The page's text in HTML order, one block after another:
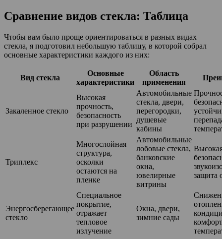
Сравнение видов стекла: Таблица
Чтобы вам было проще ориентироваться в разных видах
стекла, я подготовил небольшую таблицу, в которой собрал
основные характеристики каждого из них:
Вид стекла
Основные
характеристики
Область
применения
Закаленное стекло
Высокая
прочность,
безопасность
при разрушении
Автомобильные
стекла, двери,
перегородки,
душевые
кабины
Триплекс
Многослойная
структура,
осколки
остаются на
пленке
Автомобильные
лобовые стекла,
банковские
окна,
ювелирные
витрины
защита
Энергосберегающее
стекло
Специальное
покрытие,
отражает
тепловое
излучение
Окна, двери,
зимние сады